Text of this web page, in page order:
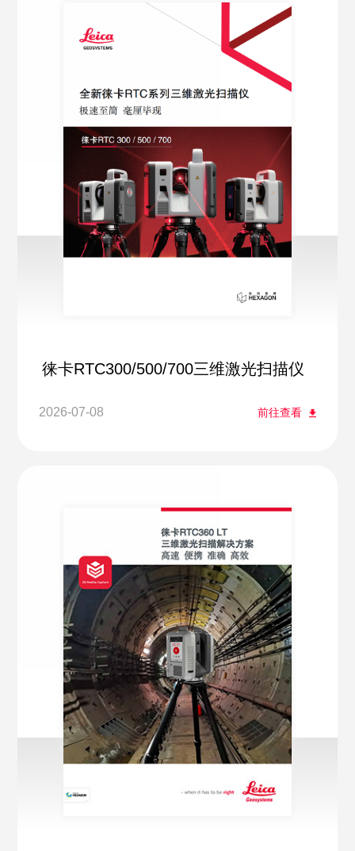
徕卡RTC300/500/700三维激光扫描仪
2026-07-08 前往查看